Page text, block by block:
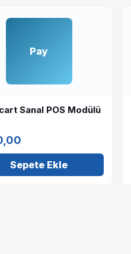
Pay
Sanal POS Modülü
Sepete Ekle